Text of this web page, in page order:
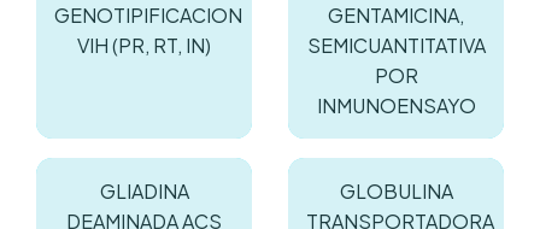
GENOTIPIFICACION
VIH (PR, RT, IN)
GENTAMICINA,
SEMICUANTITATIVA
POR
INMUNOENSAYO
GLIADINA
DEAMINADA ACS
GLOBULINA
TRANSPORTADORA